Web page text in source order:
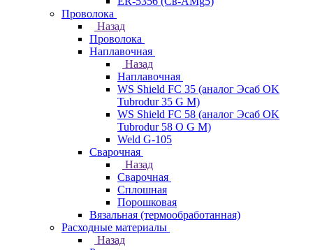
Проволока
Назад
Проволока
Наплавочная
Назад
Наплавочная
WS Shield FC 35 (аналог Эсаб OK
Tubrodur 35 G M)
WS Shield FC 58 (аналог Эсаб OK
Tubrodur 58 O G M)
Weld G-105
Сварочная
Назад
Сварочная
Сплошная
Порошковая
Вязальная (термообработанная)
Расходные материалы
Назад